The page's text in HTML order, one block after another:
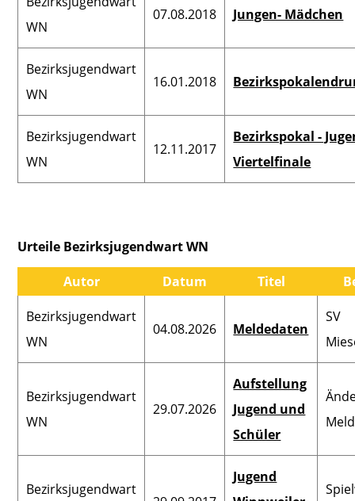
WN
07.08.2018 Jungen- Mädchen
Bezirksjugendwart
WN
16.01.2018
Bezirksjugendwart
WN
12.11.2017
Bezirkspokal -
Viertelfinale
Urteile Bezirksjugendwart WN
Autor
Datum Titel
Bezirksjugendwart
WN
04.08.2026 Meldedaten
SV
Bezirksjugendwart
WN
29.07.2026
Aufstellung
Jugend und
Schüler
Bezirksjugendwart
Jugend